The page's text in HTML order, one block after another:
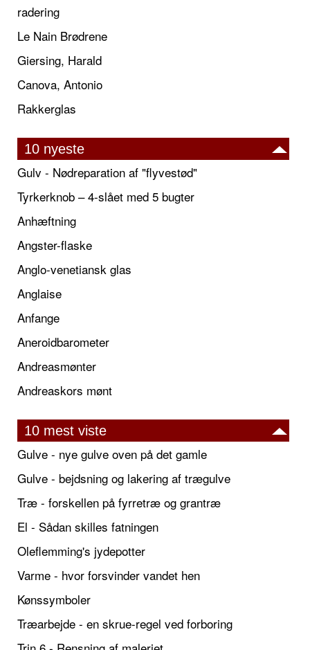
radering
Le Nain Brødrene
Giersing, Harald
Canova, Antonio
Rakkerglas
10 nyeste
Gulv - Nødreparation af "flyvestød"
Tyrkerknob – 4-slået med 5 bugter
Anhæftning
Angster-flaske
Anglo-venetiansk glas
Anglaise
Anfange
Aneroidbarometer
Andreasmønter
Andreaskors mønt
10 mest viste
Gulve - nye gulve oven på det gamle
Gulve - bejdsning og lakering af trægulve
Træ - forskellen på fyrretræ og grantræ
El - Sådan skilles fatningen
Oleflemming's jydepotter
Varme - hvor forsvinder vandet hen
Kønssymboler
Træarbejde - en skrue-regel ved forboring